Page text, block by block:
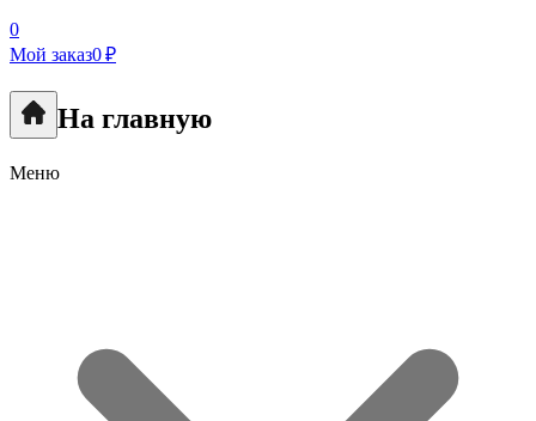
0
Мой заказ0 ₽
На главную
Меню